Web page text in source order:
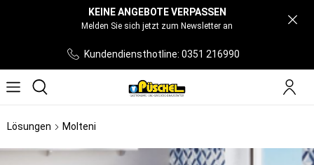
KEINE ANGEBOTE VERPASSEN
Melden Sie sich jetzt zum Newsletter an
Kundendiensthotline: 0351 216990
Lösungen Molteni